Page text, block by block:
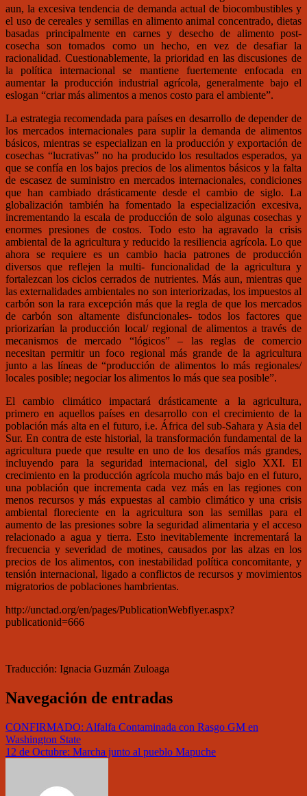
aun, la excesiva tendencia de demanda actual de biocombustibles y
el uso de cereales y semillas en alimento animal concentrado, dietas
basadas principalmente en carnes y desecho de alimento post-
cosecha son tomados como un hecho, en vez de desafiar la
racionalidad. Cuestionablemente, la prioridad en las discusiones de
la política internacional se mantiene fuertemente enfocada en
aumentar la producción industrial agrícola, generalmente bajo el
eslogan “criar más alimentos a menos costo para el ambiente”.
La estrategia recomendada para países en desarrollo de depender de
los mercados internacionales para suplir la demanda de alimentos
básicos, mientras se especializan en la producción y exportación de
cosechas “lucrativas” no ha producido los resultados esperados, ya
que se confía en los bajos precios de los alimentos básicos y la falta
de escasez de suministro en mercados internacionales, condiciones
que han cambiado drásticamente desde el cambio de siglo. La
globalización también ha fomentado la especialización excesiva,
incrementando la escala de producción de solo algunas cosechas y
enormes presiones de costos. Todo esto ha agravado la crisis
ambiental de la agricultura y reducido la resiliencia agrícola. Lo que
ahora se requiere es un cambio hacia patrones de producción
diversos que reflejen la multi- funcionalidad de la agricultura y
fortalezcan los ciclos cerrados de nutrientes. Más aun, mientras que
las externalidades ambientales no son interiorizadas, los impuestos al
carbón son la rara excepción más que la regla de que los mercados
de carbón son altamente disfuncionales- todos los factores que
priorizarían la producción local/ regional de alimentos a través de
mecanismos de mercado “lógicos” – las reglas de comercio
necesitan permitir un foco regional más grande de la agricultura
junto a las líneas de “producción de alimentos lo más regionales/
locales posible; negociar los alimentos lo más que sea posible”.
El cambio climático impactará drásticamente a la agricultura,
primero en aquellos países en desarrollo con el crecimiento de la
población más alta en el futuro, i.e. África del sub-Sahara y Asia del
Sur. En contra de este historial, la transformación fundamental de la
agricultura puede que resulte en uno de los desafíos más grandes,
incluyendo para la seguridad internacional, del siglo XXI. El
crecimiento en la producción agrícola mucho más bajo en el futuro,
una población que incrementa cada vez más en las regiones con
menos recursos y más expuestas al cambio climático y una crisis
ambiental floreciente en la agricultura son las semillas para el
aumento de las presiones sobre la seguridad alimentaria y el acceso
relacionado a agua y tierra. Esto inevitablemente incrementará la
frecuencia y severidad de motines, causados por las alzas en los
precios de los alimentos, con inestabilidad política concomitante, y
tensión internacional, ligado a conflictos de recursos y movimientos
migratorios de poblaciones hambrientas.
http://unctad.org/en/pages/PublicationWebflyer.aspx?
publicationid=666
Traducción: Ignacia Guzmán Zuloaga
Navegación de entradas
CONFIRMADO: Alfalfa Contaminada con Rasgo GM en
Washington State
12 de Octubre: Marcha junto al pueblo Mapuche